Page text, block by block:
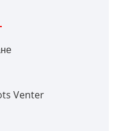
Venter